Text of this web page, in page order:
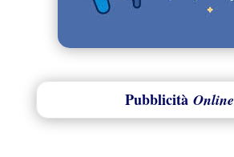
PubblicitàOnline